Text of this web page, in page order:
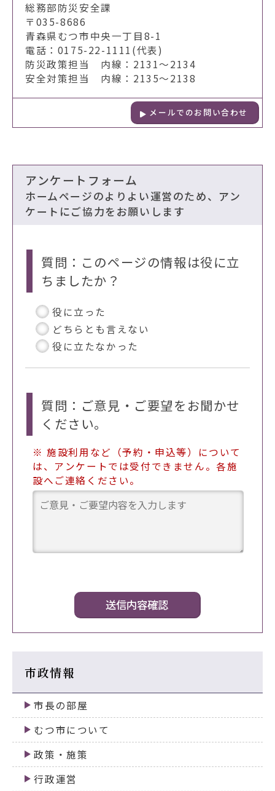
総務部防災安全課
〒035-8686
青森県むつ市中央一丁目8-1
電話：0175-22-1111(代表)
防災政策担当 内線：2131～2134
安全対策担当 内線：2135～2138
メールでのお問い合わせ
アンケートフォーム
ホームページのよりよい運営のため、アン
ケートにご協力をお願いします
質問：このページの情報は役に立
ちましたか？
役に立った
どちらとも言えない
役に立たなかった
質問：ご意見・ご要望をお聞かせ
ください。
※ 施設利用など（予約・申込等）について
は、アンケートでは受付できません。各施
設へご連絡ください。
市政情報
市長の部屋
むつ市について
政策・施策
行政運営